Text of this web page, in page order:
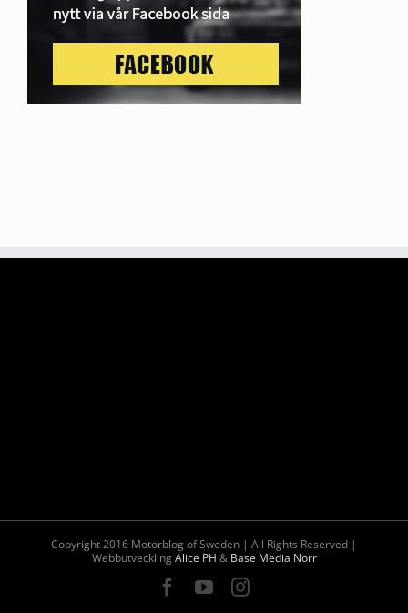
Copyright 2016 Motorblog of Sweden | All Rights Reserved |
WebbutvecklingAlice PH & Base Media Norr
Facebook
YouTubeInstagram